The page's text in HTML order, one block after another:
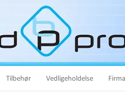
Tilbehør Vedligeholdelse